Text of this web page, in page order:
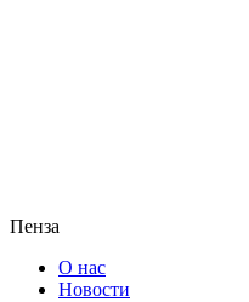
Пенза
О нас
Новости